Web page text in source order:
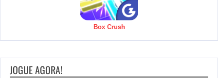
Box Crush
JOGUE AGORA!